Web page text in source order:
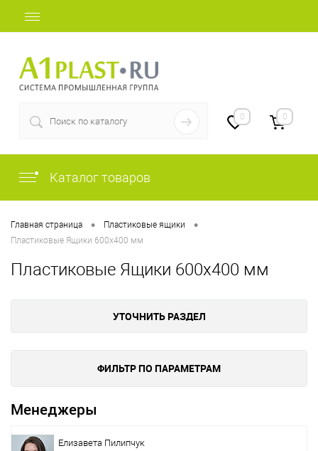
0 0
Каталог товаров
Главная страница • Пластиковые ящики •
Пластиковые Ящики 600х400 мм
Пластиковые Ящики 600х400 мм
УТОЧНИТЬ РАЗДЕЛ
ФИЛЬТР ПО ПАРАМЕТРАМ
Менеджеры
Елизавета Пилипчук